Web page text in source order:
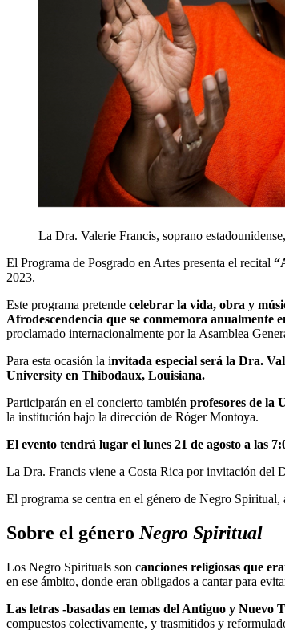
La Dra. Valerie Francis, soprano
El Programa de Posgrado en Artes presenta el recital
2023.
Este programa pretende celebrar la vida, obra y
Afrodescendencia que se conmemora anualmente
proclamado internacionalmente por la Asamblea
Para esta ocasión la invitada especial será la Dra.
University en Thibodaux, Louisiana.
Participarán en el concierto también profesores de la
la institución bajo la dirección de Róger Montoya.
El evento tendrá lugar el lunes 21 de agosto a las
La Dra. Francis viene a Costa Rica por invitación del
El programa se centra en el género de Negro
Sobre el género Negro Spiritual
Los Negro Spirituals son canciones religiosas que
en ese ámbito, donde eran obligados a cantar para
Las letras -basadas en temas del Antiguo y Nuevo
compuestos colectivamente, y trasmitidos y